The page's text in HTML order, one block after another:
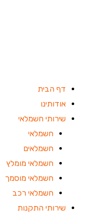
דף הבית
אודותינו
שירותי חשמלאי
חשמלאי
חשמלאים
חשמלאי מומלץ
חשמלאי מוסמך
חשמלאי רכב
שירותי התקנות